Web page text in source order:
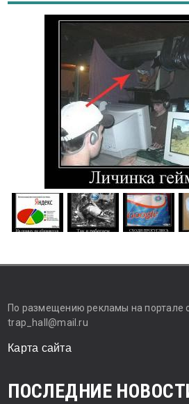
По размещению рекламы на портале
trap_hall@mail.ru
Карта сайта
ПОСЛЕДНИЕ